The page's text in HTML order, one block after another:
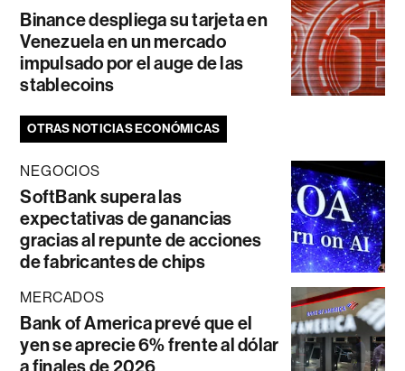
Binance despliega su tarjeta en
Venezuela en un mercado
impulsado por el auge de las
stablecoins
OTRAS NOTICIAS ECONÓMICAS
NEGOCIOS
SoftBank supera las
expectativas de ganancias
gracias al repunte de acciones
de fabricantes de chips
MERCADOS
Bank of America prevé que el
yen se aprecie 6% frente al dólar
a finales de 2026